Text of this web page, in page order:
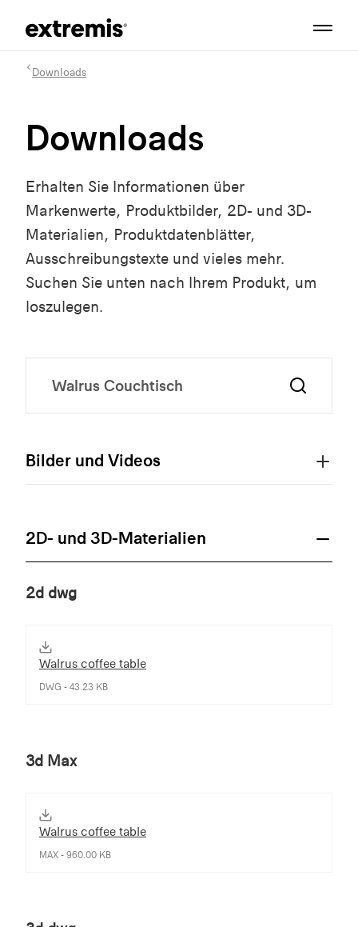
Downloads
Downloads
Erhalten Sie Informationen über
Markenwerte, Produktbilder, 2D- und 3D-
Materialien, Produktdatenblätter,
Ausschreibungstexte und vieles mehr.
Suchen Sie unten nach Ihrem Produkt, um
loszulegen.
Bilder und Videos
2D- und 3D-Materialien
2d dwg
Walrus coffee table
DWG - 43.23 KB
3d Max
Walrus coffee table
MAX - 960.00 KB